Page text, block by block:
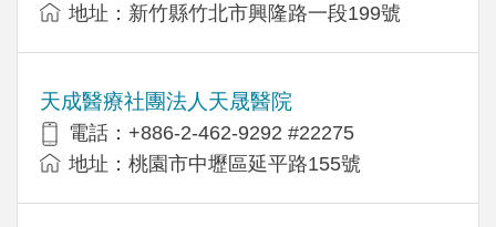
地址：新竹縣竹北市興隆路一段199號
天成醫療社團法人天晟醫院
電話：+886-2-462-9292 #22275
地址：桃園市中壢區延平路155號